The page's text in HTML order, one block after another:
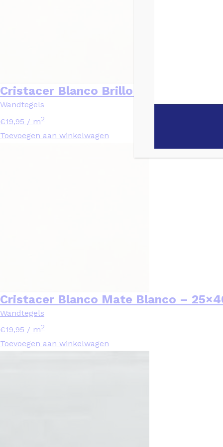
Cristacer Blanco Brillo Blanco –
Wandtegels
€19,95 / m2
Toevoegen aan winkelwagen
Cristacer Blanco Mate Blanco –
Wandtegels
€19,95 / m2
Toevoegen aan winkelwagen